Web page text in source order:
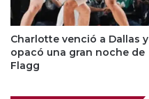
Charlotte venció a Dallas y
opacó una gran noche de
Flagg